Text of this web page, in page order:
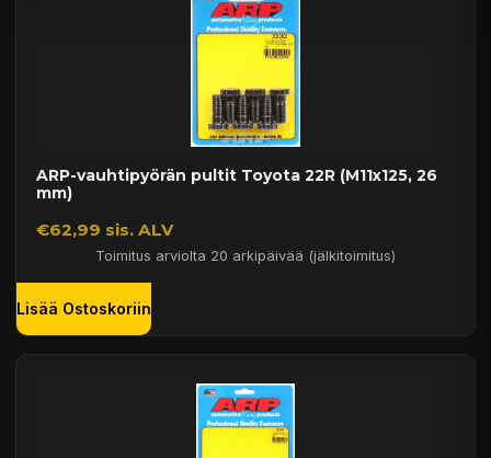
ARP-vauhtipyörän pultit Toyota 22R (M11x125, 26
mm)
€62,99 sis. ALV
Toimitus arviolta 20 arkipäivää (jälkitoimitus)
Lisää Ostoskoriin